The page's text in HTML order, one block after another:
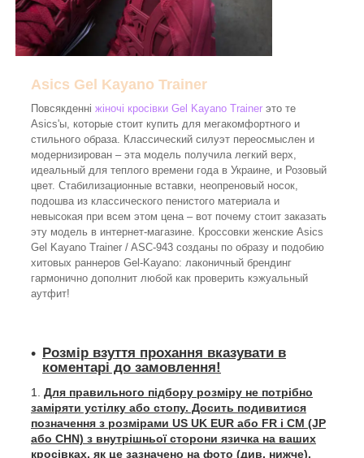
Asics Gel Kayano Trainer
Повсякденні жіночі кросівки Gel Kayano Trainer это те
Asics'ы, которые стоит купить для мегакомфортного и
стильного образа. Классический силуэт переосмыслен и
модернизирован – эта модель получила легкий верх,
идеальный для теплого времени года в Украине, и Розовый
цвет. Стабилизационные вставки, неопреновый носок,
подошва из классического пенистого материала и
невысокая при всем этом цена – вот почему стоит заказать
эту модель в интернет-магазине. Кроссовки женские Asics
Gel Kayano Trainer / ASC-943 созданы по образу и подобию
хитовых раннеров Gel-Kayano: лаконичный брендинг
гармонично дополнит любой как проверить кэжуальный
аутфит!
Розмір взуття прохання вказувати в
коментарі до замовлення!
Для правильного підбору розміру не потрібно
заміряти устілку або стопу. Досить подивитися
позначення з розмірами US UK EUR або FR і СМ (JP
або CHN) з внутрішньої сторони язичка на ваших
кросівках, як це зазначено на фото (див. нижче).